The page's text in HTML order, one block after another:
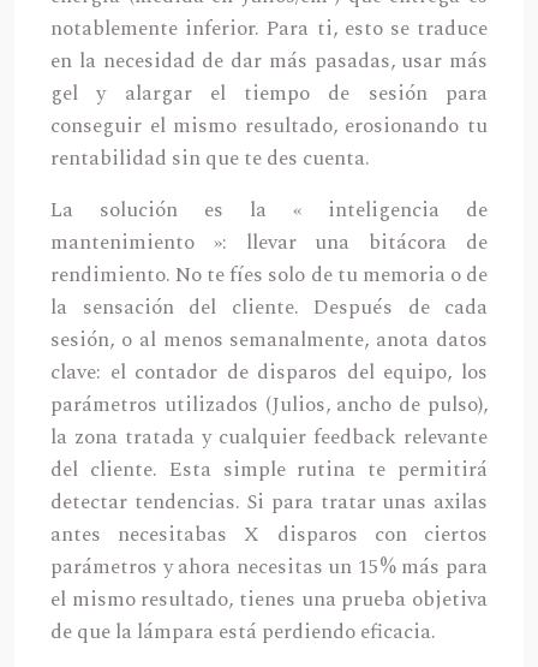
notablemente inferior. Para ti, esto se traduce
en la necesidad de dar más pasadas, usar más
gel y alargar el tiempo de sesión para
conseguir el mismo resultado, erosionando tu
rentabilidad sin que te des cuenta.
La solución es la « inteligencia de
mantenimiento »: llevar una bitácora de
rendimiento. No te fíes solo de tu memoria o de
la sensación del cliente. Después de cada
sesión, o al menos semanalmente, anota datos
clave: el contador de disparos del equipo, los
parámetros utilizados (Julios, ancho de pulso),
la zona tratada y cualquier feedback relevante
del cliente. Esta simple rutina te permitirá
detectar tendencias. Si para tratar unas axilas
antes necesitabas X disparos con ciertos
parámetros y ahora necesitas un 15% más para
el mismo resultado, tienes una prueba objetiva
de que la lámpara está perdiendo eficacia.